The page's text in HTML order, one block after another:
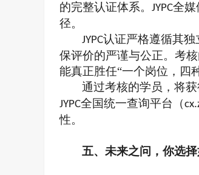
的完整认证体系。 JYPC全媒
径。
JYPC认证严格遵循其
保评价的严谨与公正。考
能真正胜任“一个岗位，四
通过考核的学员，将
JYPC全国统一查询平台（
性。
五、 未来之问，你选